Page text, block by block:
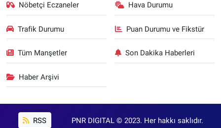
Nöbetçi Eczaneler Hava Durumu
Trafik Durumu Puan Durumu ve Fikstür
Tüm Manşetler Son Dakika Haberleri
Haber Arşivi
RSS PNR DIGITAL © 2023. Her hakkı saklıdır.